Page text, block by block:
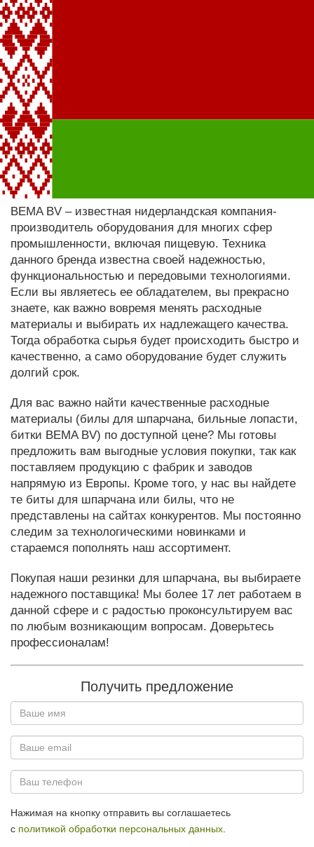
BEMA BV – известная нидерландская компания-
производитель оборудования для многих сфер
промышленности, включая пищевую. Техника
данного бренда известна своей надежностью,
функциональностью и передовыми технологиями.
Если вы являетесь ее обладателем, вы прекрасно
знаете, как важно вовремя менять расходные
материалы и выбирать их надлежащего качества.
Тогда обработка сырья будет происходить быстро и
качественно, а само оборудование будет служить
долгий срок.
Для вас важно найти качественные расходные
материалы (билы для шпарчана, бильные лопасти,
битки BEMA BV) по доступной цене? Мы готовы
предложить вам выгодные условия покупки, так как
поставляем продукцию с фабрик и заводов
напрямую из Европы. Кроме того, у нас вы найдете
те биты для шпарчана или билы, что не
представлены на сайтах конкурентов. Мы постоянно
следим за технологическими новинками и
стараемся пополнять наш ассортимент.
Покупая наши резинки для шпарчана, вы выбираете
надежного поставщика! Мы более 17 лет работаем в
данной сфере и с радостью проконсультируем вас
по любым возникающим вопросам. Доверьтесь
профессионалам!
Получить предложение
Нажимая на кнопку отправить вы соглашаетесь
с политикой обработки персональных данных.